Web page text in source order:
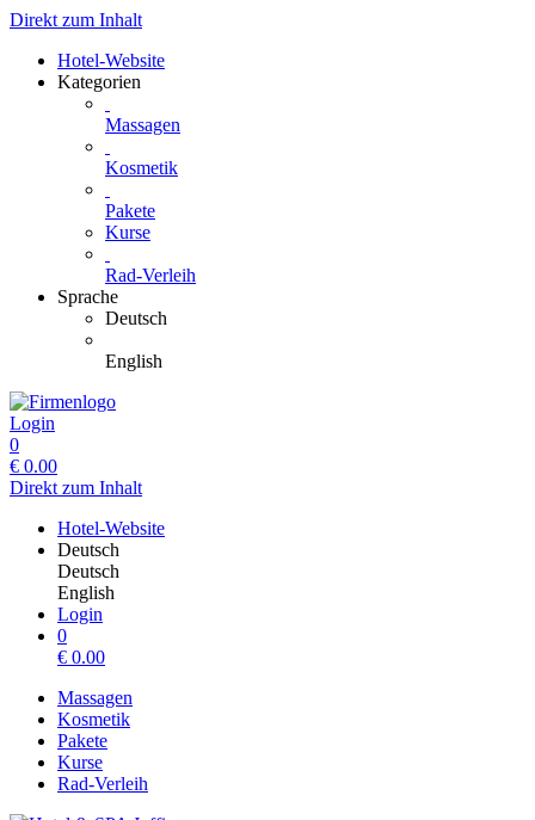
Direkt zum Inhalt
Hotel-Website
Kategorien
Massagen
Kosmetik
Pakete
Kurse
Rad-Verleih
Sprache
Deutsch
English
Login
0
€ 0.00
Direkt zum Inhalt
Hotel-Website
Deutsch
Deutsch
English
Login
0
€ 0.00
Massagen
Kosmetik
Pakete
Kurse
Rad-Verleih